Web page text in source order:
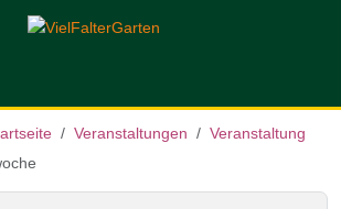
Veranstaltungen
Veranstaltung